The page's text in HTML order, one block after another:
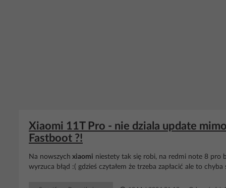
Xiaomi 11T Pro - nie dziala update
Fastboot ?!
Na nowszych xiaomi niestety tak się robi, na redmi note 8 pro
wyrzuca błąd :( gdzieś czytałem że trzeba zapłacić ale to chyba